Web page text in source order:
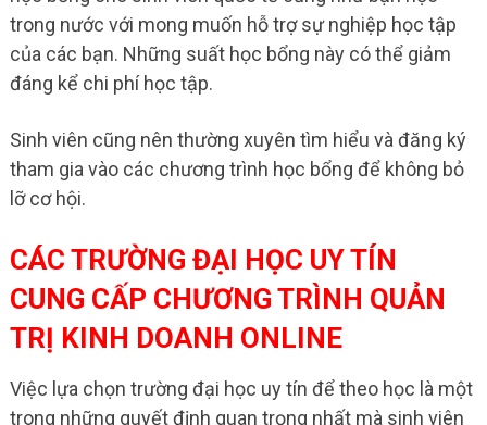
trong nước với mong muốn hỗ trợ sự nghiệp học tập
của các bạn. Những suất học bổng này có thể giảm
đáng kể chi phí học tập.
Sinh viên cũng nên thường xuyên tìm hiểu và đăng ký
tham gia vào các chương trình học bổng để không bỏ
lỡ cơ hội.
CÁC TRƯỜNG ĐẠI HỌC UY TÍN
CUNG CẤP CHƯƠNG TRÌNH QUẢN
TRỊ KINH DOANH ONLINE
Việc lựa chọn trường đại học uy tín để theo học là một
trong những quyết định quan trọng nhất mà sinh viên